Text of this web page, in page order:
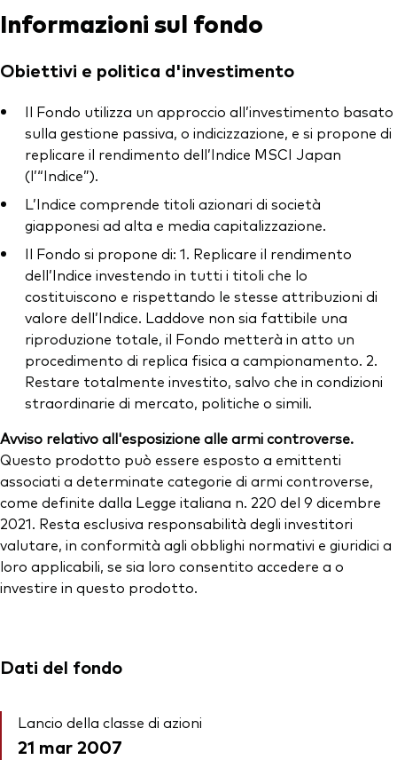
Informazioni sul fondo
Obiettivi e politica d'investimento
Il Fondo utilizza un approccio all’investimento basato
sulla gestione passiva, o indicizzazione, e si propone di
replicare il rendimento dell’Indice MSCI Japan
(l’“Indice”).
L’Indice comprende titoli azionari di società
giapponesi ad alta e media capitalizzazione.
Il Fondo si propone di: 1. Replicare il rendimento
dell’Indice investendo in tutti i titoli che lo
costituiscono e rispettando le stesse attribuzioni di
valore dell’Indice. Laddove non sia fattibile una
riproduzione totale, il Fondo metterà in atto un
procedimento di replica fisica a campionamento. 2.
Restare totalmente investito, salvo che in condizioni
straordinarie di mercato, politiche o simili.
Avviso relativo all'esposizione alle armi controverse.
Questo prodotto può essere esposto a emittenti
associati a determinate categorie di armi controverse,
come definite dalla Legge italiana n. 220 del 9 dicembre
2021. Resta esclusiva responsabilità degli investitori
valutare, in conformità agli obblighi normativi e giuridici a
loro applicabili, se sia loro consentito accedere a o
investire in questo prodotto.
Dati del fondo
Lancio della classe di azioni
21 mar 2007